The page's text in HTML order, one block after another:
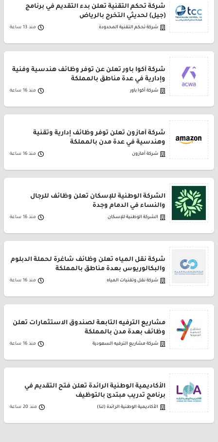
شركة تحكم التقنية تعلن بدء التقديم في برنامج
(جيل) لحديثي التخرج بالرياض
شركة تحكم التقنية المحدودة منذ 13 ساعة
شركة أكوا باور تعلن عن توفر وظائف هندسية وفنية
وإدارية في عدة مناطق بالمملكة
شركة أكوا باور منذ 16 ساعة
شركة أمازون تعلن توفر وظائف إدارية وتقنية
وهندسية في عدة مدن بالمملكة
شركة أمازون منذ 16 ساعة
الشركة الوطنية للإسكان تعلن وظائف للرجال
والنساء في الدمام وجدة
الشركة الوطنية للإسكان منذ 16 ساعة
شركة نقل المياه تعلن وظائف شاغرة لحملة الدبلوم
والبكالوريوس بعدة مناطق بالمملكة
شركة نقل وتقنيات المياه منذ 16 ساعة
مشاريع الترفيه التابعة لصندوق الاستثمارات تعلن
وظائف بعدة مدن بالمملكة
شركة مشاريع الترفيه السعودية منذ 16 ساعة
الأكاديمية الوطنية الرائدة تعلن فتح التقديم في
برنامج تدريب مبتدئ بالتوظيف
الأكاديمية الوطنية الرائدة (لنا) منذ 20 ساعة